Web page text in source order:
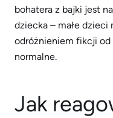
bohatera z bajki jest
dziecka – małe dzieci
odróżnieniem fikcji
normalne.
Jak